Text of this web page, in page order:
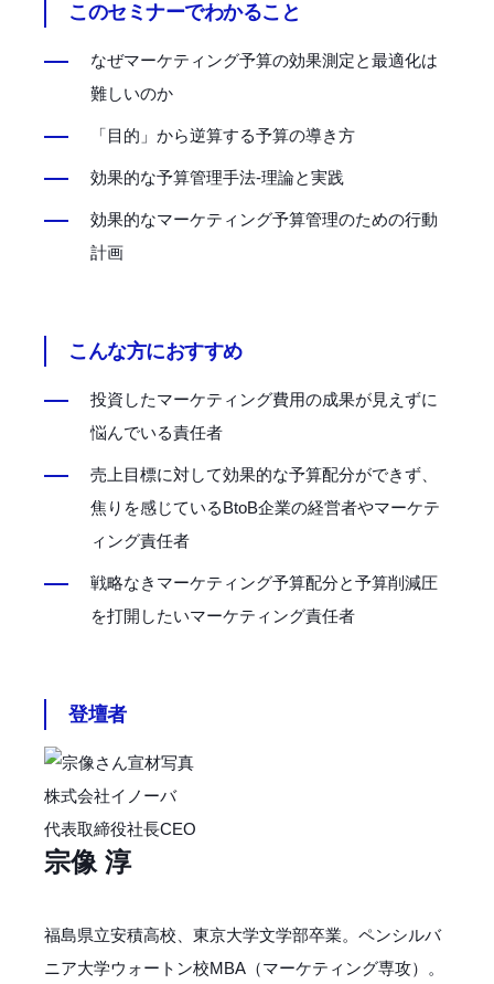
このセミナーでわかること
なぜマーケティング予算の効果測定と最適化は
難しいのか
「目的」から逆算する予算の導き方
効果的な予算管理手法‐理論と実践
効果的なマーケティング予算管理のための行動
計画
こんな方におすすめ
投資したマーケティング費用の成果が見えずに
悩んでいる責任者
売上目標に対して効果的な予算配分ができず、
焦りを感じているBtoB企業の経営者やマーケテ
ィング責任者
戦略なきマーケティング予算配分と予算削減圧
を打開したいマーケティング責任者
登壇者
株式会社イノーバ
代表取締役社長CEO
宗像 淳
福島県立安積高校、東京大学文学部卒業。ペンシルバ
ニア大学ウォートン校MBA（マーケティング専攻）。